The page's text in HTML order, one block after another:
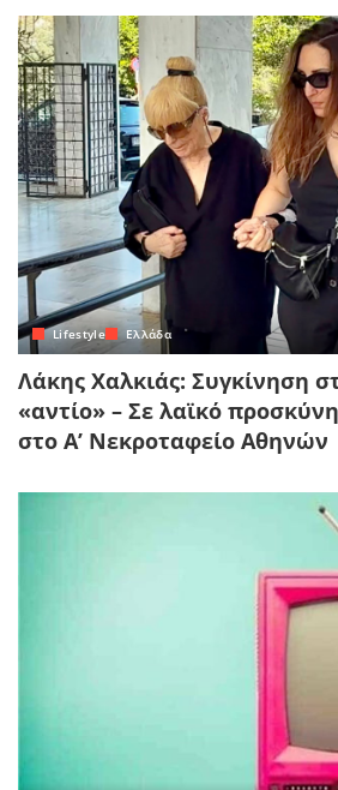
Lifestyle Ελλάδα
Λάκης Χαλκιάς: Συγκίνηση
«αντίο» – Σε λαϊκό
στο Α’ Νεκροταφείο Αθηνών